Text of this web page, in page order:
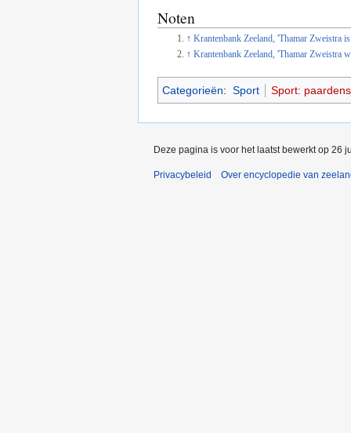
Noten
↑ Krantenbank Zeeland, 'Thamar Zweistra
↑ Krantenbank Zeeland, 'Thamar Zweistra
Categorieën: Sport Sport:
Deze pagina is voor het laatst bewerkt op 26
Privacybeleid Over encyclopedie van